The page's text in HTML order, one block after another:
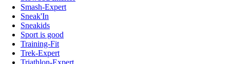
Smash-Expert
Sneak'In
Sneakids
Sport is good
Training-Fit
Trek-Expert